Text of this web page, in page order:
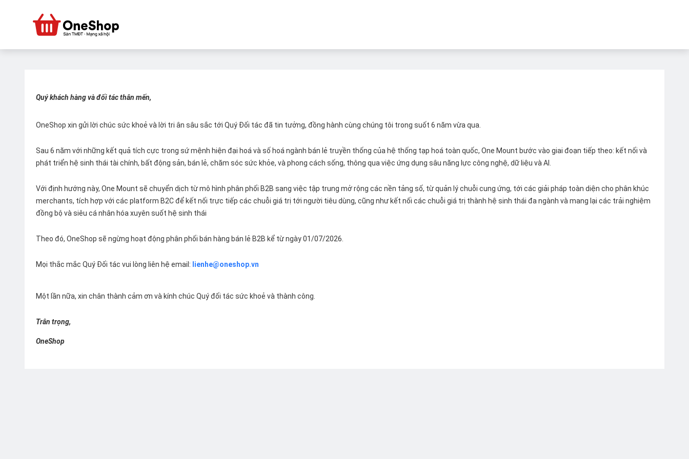
Quý khách hàng và đối tác thân mến,
OneShop xin gửi lời chúc sức khoẻ và lời tri ân sâu sắc tới Quý Đối tác đã tin tưởng, đồng hành cùng chúng tôi trong suốt 6 năm vừa qua.
Sau 6 năm với những kết quả tích cực trong sứ mệnh hiện đại hoá và số hoá ngành bán lẻ truyền thống của hệ thống tạp hoá toàn quốc, One Mount bước vào giai đoạn tiếp theo: kết nối và
phát triển hệ sinh thái tài chính, bất động sản, bán lẻ, chăm sóc sức khỏe, và phong cách sống, thông qua việc ứng dụng sâu năng lực công nghệ, dữ liệu và AI.
Với định hướng này, One Mount sẽ chuyển dịch từ mô hình phân phối B2B sang việc tập trung mở rộng các nền tảng số, từ quản lý chuỗi cung ứng, tới các giải pháp toàn diện cho phân khúc
merchants, tích hợp với các platform B2C để kết nối trực tiếp các chuỗi giá trị tới người tiêu dùng, cũng như kết nối các chuỗi giá trị thành hệ sinh thái đa ngành và mang lại các trải nghiệm
đồng bộ và siêu cá nhân hóa xuyên suốt hệ sinh thái
Theo đó, OneShop sẽ ngừng hoạt động phân phối bán hàng bán lẻ B2B kể từ ngày 01/07/2026.
Mọi thắc mắc Quý Đối tác vui lòng liên hệ email: lienhe@oneshop.vn
Một lần nữa, xin chân thành cảm ơn và kính chúc Quý đối tác sức khoẻ và thành công.
Trân trọng,
OneShop